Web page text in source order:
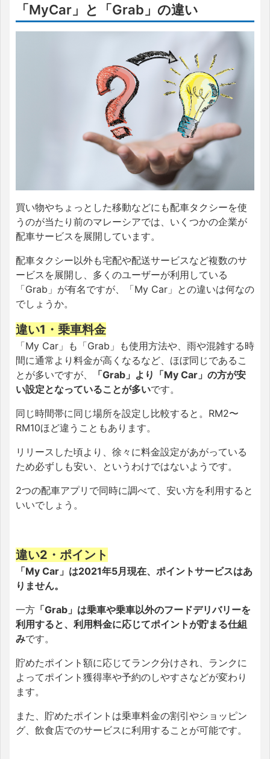
「MyCar」と「Grab」の違い
買い物やちょっとした移動などにも配車タクシーを使
うのが当たり前のマレーシアでは、いくつかの企業が
配車サービスを展開しています。
配車タクシー以外も宅配や配送サービスなど複数のサ
ービスを展開し、多くのユーザーが利用している
「Grab」が有名ですが、「My Car」との違いは何なの
でしょうか。
違い1・乗車料金
「My Car」も「Grab」も使用方法や、雨や混雑する時
間に通常より料金が高くなるなど、ほぼ同じであるこ
とが多いですが、
「Grab」より「My Car」の方が安
い設定となっていることが多いです。
同じ時間帯に同じ場所を設定し比較すると。RM2〜
RM10ほど違うこともあります。
リリースした頃より、徐々に料金設定があがっている
ため必ずしも安い、というわけではないようです。
2つの配車アプリで同時に調べて、安い方を利用すると
いいでしょう。
違い2・ポイント
「My Car」は2021年5月現在、ポイントサービスはあ
りません。
一方 「Grab」は乗車や乗車以外のフードデリバリーを
利用すると、利用料金に応じてポイントが貯まる仕組
みです。
貯めたポイント額に応じてランク分けされ、ランクに
よってポイント獲得率や予約のしやすさなどが変わり
ます。
また、貯めたポイントは乗車料金の割引やショッピン
グ、飲食店でのサービスに利用することが可能です。